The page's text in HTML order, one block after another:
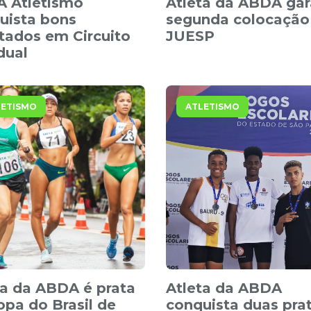
bons
em Circuito
segunda
JUESP
da ABDA é prata
do Brasil de
ATLETISMO
Atleta da ABDA
conquista duas